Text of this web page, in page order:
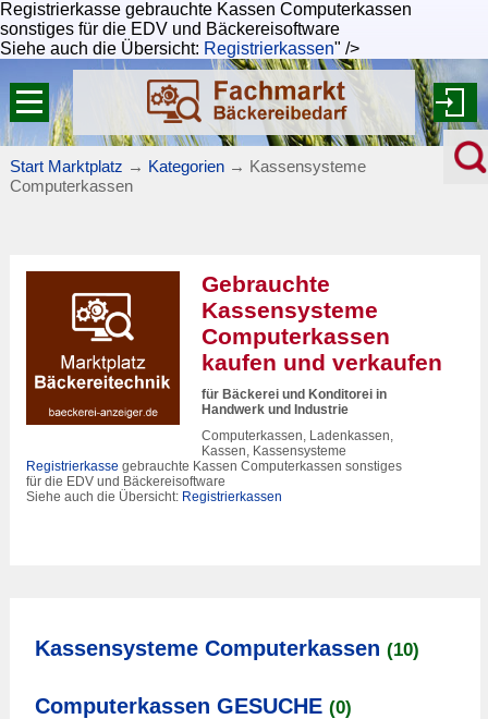
Registrierkasse gebrauchte Kassen Computerkassen
sonstiges für die EDV und Bäckereisoftware
Siehe auch die Übersicht: Registrierkassen" />
Start Marktplatz → Kategorien → Kassensysteme
Computerkassen
Gebrauchte
Kassensysteme
Computerkassen
kaufen und verkaufen
für Bäckerei und Konditorei in
Handwerk und Industrie
Computerkassen, Ladenkassen,
Kassen, Kassensysteme
Registrierkasse gebrauchte Kassen Computerkassen sonstiges
für die EDV und Bäckereisoftware
Siehe auch die Übersicht: Registrierkassen
Kassensysteme Computerkassen (10)
Computerkassen GESUCHE (0)